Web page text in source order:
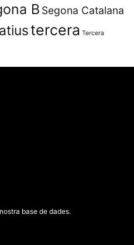
B Segona Catalana
tercera Tercera
base de dades.